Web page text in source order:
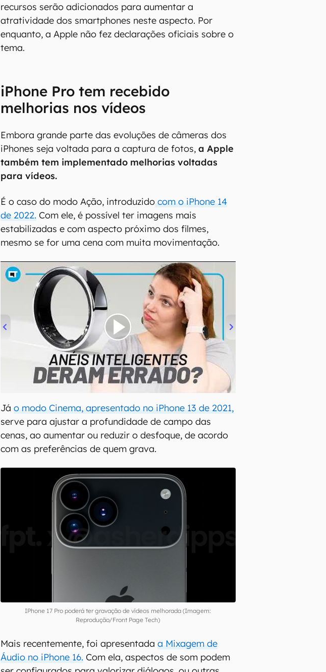
recursos serão adicionados para aumentar a
atratividade dos smartphones neste aspecto. Por
enquanto, a Apple não fez declarações oficiais sobre o
tema.
iPhone Pro tem recebido
melhorias nos vídeos
Embora grande parte das evoluções de câmeras dos
iPhones seja voltada para a captura de fotos,a Apple
também tem implementado melhorias voltadas
para vídeos.
É o caso do modo Ação, introduzido com o iPhone 14
de 2022. Com ele, é possível ter imagens mais
estabilizadas e com aspecto próximo dos filmes,
mesmo se for uma cena com muita movimentação.
00:00/21:11
Jáo modo Cinema, apresentado no iPhone 13 de 2021,
serve para ajustar a profundidade de campo das
cenas, ao aumentar ou reduzir o desfoque, de acordo
com as preferências de quem grava.
IPhone 17 Pro poderá ter gravação de vídeos melhorada (Imagem:
Reprodução/Front Page Tech)
Mais recentemente, foi apresentadaa Mixagem de
Áudio no iPhone 16. Com ela, aspectos de som podem